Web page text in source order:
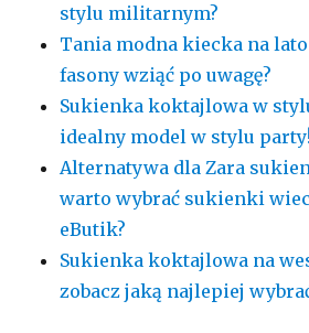
stylu militarnym?
Tania modna kiecka na
fasony wziąć po uwagę?
Sukienka koktajlowa w
idealny model w stylu party!
Alternatywa dla Zara
warto wybrać sukienki
eButik?
Sukienka koktajlowa na
zobacz jaką najlepiej